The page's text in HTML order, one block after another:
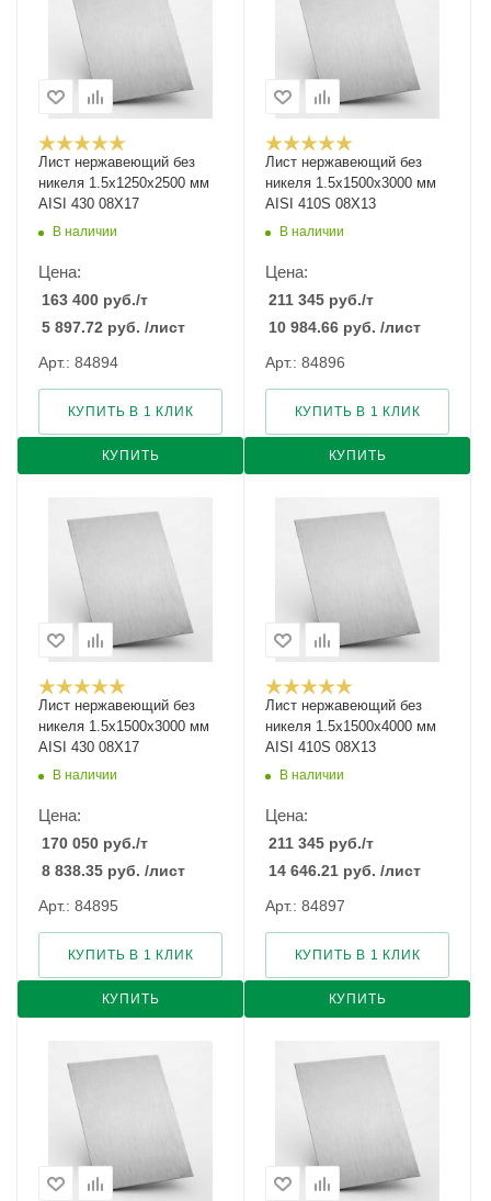
Лист нержавеющий без
никеля 1.5х1250х2500 мм
AISI 430 08Х17
В наличии
Цена:
163 400 руб./т
5 897.72 руб. /лист
Арт.: 84894
КУПИТЬ
КУПИТЬ В 1 КЛИК
Лист нержавеющий без
никеля 1.5х1500х3000 мм
AISI 410S 08Х13
В наличии
Цена:
211 345 руб./т
10 984.66 руб. /лист
Арт.: 84896
КУПИТЬ
КУПИТЬ В 1 КЛИК
Лист нержавеющий без
никеля 1.5х1500х3000 мм
AISI 430 08Х17
В наличии
Цена:
170 050 руб./т
8 838.35 руб. /лист
Арт.: 84895
КУПИТЬ
КУПИТЬ В 1 КЛИК
Лист нержавеющий без
никеля 1.5х1500х4000 мм
AISI 410S 08Х13
В наличии
Цена:
211 345 руб./т
14 646.21 руб. /лист
Арт.: 84897
КУПИТЬ
КУПИТЬ В 1 КЛИК